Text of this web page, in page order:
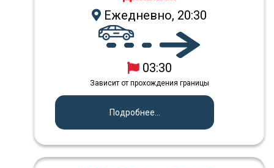
Ежедневно, 20:30
03:30
Зависит от прохождения границы
Подробнее...